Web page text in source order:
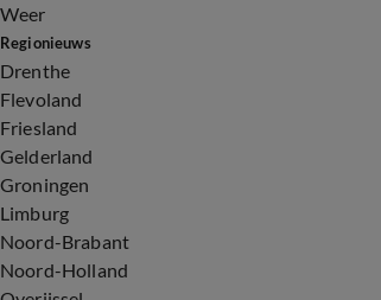
Weer
Regionieuws
Drenthe
Flevoland
Friesland
Gelderland
Groningen
Limburg
Noord-Brabant
Noord-Holland